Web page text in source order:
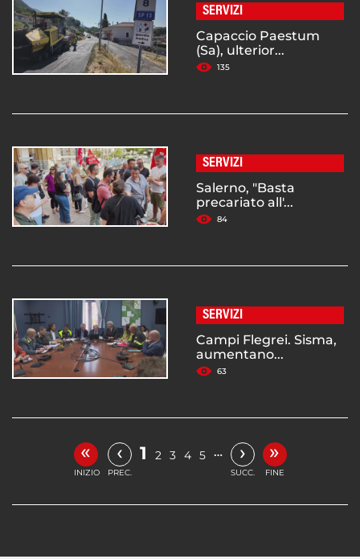
SERVIZI
Capaccio Paestum
(Sa), ulterior...
135
SERVIZI
Salerno, "Basta
precariato all'...
84
SERVIZI
Campi Flegrei. Sisma,
aumentano...
63
«
INIZIO
‹
PREC.
1 2 3 4 5 … ›
SUCC.
»
FINE